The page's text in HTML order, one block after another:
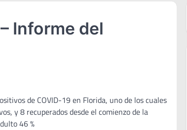
Informe del
de COVID-19 en Florida, uno de los cuales
y 8 recuperados desde el comienzo de la
46 %